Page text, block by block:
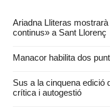
Ariadna Lliteras
continus» a Sant Llorenç
Manacor habilita dos
Sus a la cinquena edició
crítica i autogestió